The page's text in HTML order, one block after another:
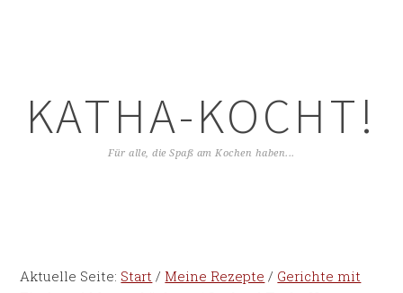
KATHA-KOCHT!
Für alle, die Spaß am Kochen haben...
Aktuelle Seite: Start / Meine Rezepte / Gerichte mit